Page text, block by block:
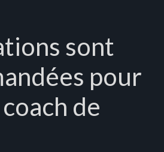
sont
pour
de